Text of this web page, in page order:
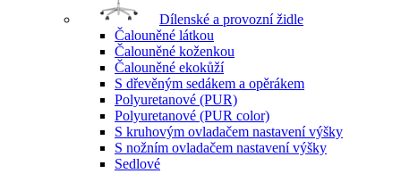
Dílenské a provozní židle
Čalouněné látkou
Čalouněné koženkou
Čalouněné ekokůží
S dřevěným sedákem a opěrákem
Polyuretanové (PUR)
Polyuretanové (PUR color)
S kruhovým ovladačem nastavení výšky
S nožním ovladačem nastavení výšky
Sedlové